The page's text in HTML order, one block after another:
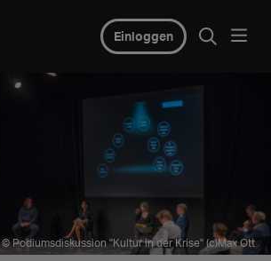
Einloggen
© Podiumsdiskussion "Kultur in der Krise" (c)Max Ott